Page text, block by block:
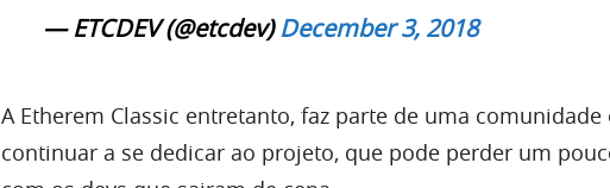
— ETCDEV (@etcdev)December 3, 2018
A Etherem Classic entretanto, faz parte de uma
continuar a se dedicar ao projeto, que pode perder um